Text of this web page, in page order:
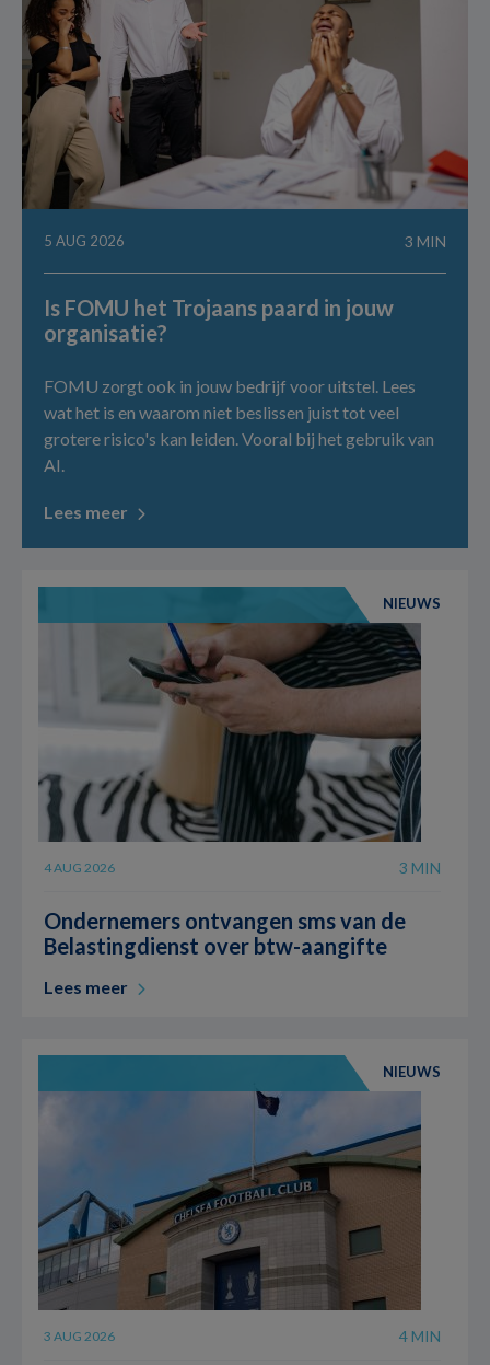
5 AUG 2026 3 MIN
Is FOMU het Trojaans paard in jouw
organisatie?
FOMU zorgt ook in jouw bedrijf voor uitstel. Lees
wat het is en waarom niet beslissen juist tot veel
grotere risico's kan leiden. Vooral bij het gebruik van
AI.
Lees meer
NIEUWS
4 AUG 2026 3 MIN
Ondernemers ontvangen sms van de
Belastingdienst over btw-aangifte
Lees meer
NIEUWS
3 AUG 2026 4 MIN